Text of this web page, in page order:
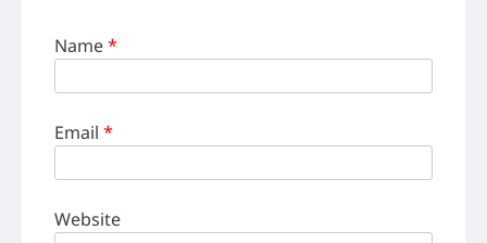
Name*
Email *
Website